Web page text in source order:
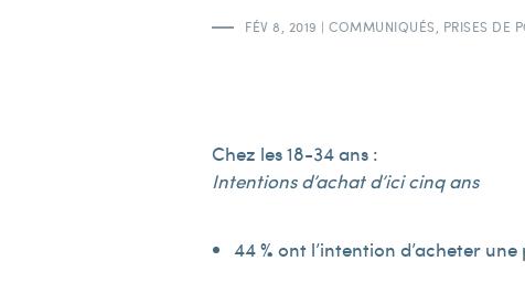
FÉV 8, 2019 | COMMUNIQUÉS PRISES DE
Chez les 18-34 ans :
Intentions d’achat d’ici cinq ans
44 % ont l’intention d’acheter